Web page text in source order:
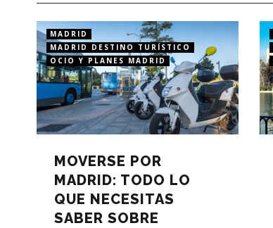
MADRID
MADRID DESTINO TURÍSTICO
OCIO Y PLANES MADRID
MOVERSE POR
MADRID: TODO LO
QUE NECESITAS
SABER SOBRE